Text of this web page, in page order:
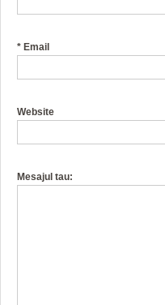
* Email
Website
Mesajul tau: